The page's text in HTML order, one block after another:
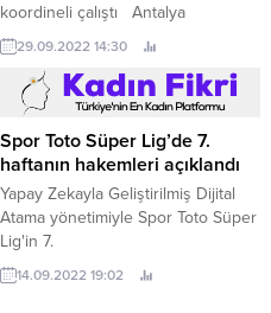
koordineli çalıştı Antalya
Büyükşehir Belediyesi ana hizmet
binasında çalışan personel güne
acil durum bildiren siren sesleriyle
başladı.
29.09.2022 14:30
Spor Toto Süper Lig’de 7.
haftanın hakemleri açıklandı
Yapay Zekayla Geliştirilmiş Dijital
Atama yönetimiyle Spor Toto Süper
Lig'in 7.
14.09.2022 19:02